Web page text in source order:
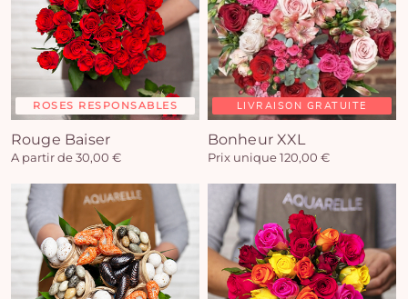
ROSES RESPONSABLES
Rouge Baiser
A partir de 30,00 €
LIVRAISON GRATUITE
Bonheur XXL
Prix unique 120,00 €